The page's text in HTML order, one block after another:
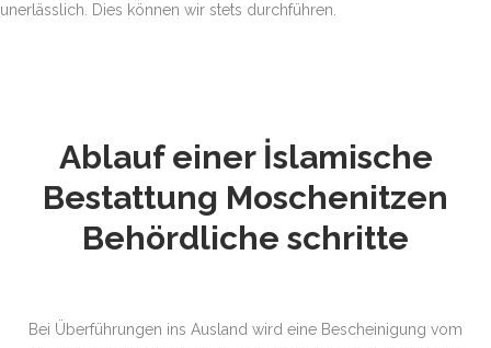
unerlässlich. Dies können wir stets durchführen.
Ablauf einer İslamische
Bestattung Moschenitzen
Behördliche schritte
Bei Überführungen ins Ausland wird eine Bescheinigung vom